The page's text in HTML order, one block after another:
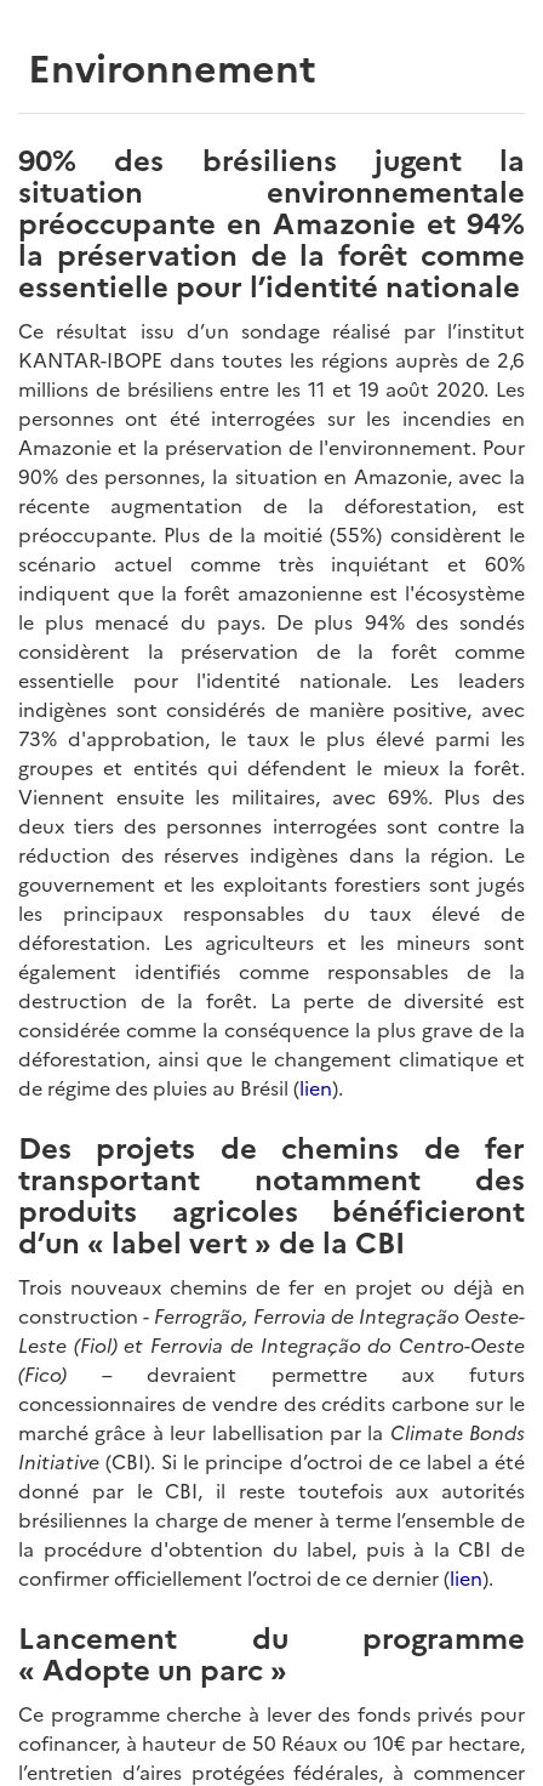
Environnement
90% des brésiliens jugent la
situation environnementale
préoccupante en Amazonie et 94%
la préservation de la forêt comme
essentielle pour l’identité nationale
Ce résultat issu d’un sondage réalisé par l’institut
KANTAR-IBOPE dans toutes les régions auprès de 2,6
millions de brésiliens entre les 11 et 19 août 2020. Les
personnes ont été interrogées sur les incendies en
Amazonie et la préservation de l'environnement. Pour
90% des personnes, la situation en Amazonie, avec la
récente augmentation de la déforestation, est
préoccupante. Plus de la moitié (55%) considèrent le
scénario actuel comme très inquiétant et 60%
indiquent que la forêt amazonienne est l'écosystème
le plus menacé du pays. De plus 94% des sondés
considèrent la préservation de la forêt comme
essentielle pour l'identité nationale. Les leaders
indigènes sont considérés de manière positive, avec
73% d'approbation, le taux le plus élevé parmi les
groupes et entités qui défendent le mieux la forêt.
Viennent ensuite les militaires, avec 69%. Plus des
deux tiers des personnes interrogées sont contre la
réduction des réserves indigènes dans la région. Le
gouvernement et les exploitants forestiers sont jugés
les principaux responsables du taux élevé de
déforestation. Les agriculteurs et les mineurs sont
également identifiés comme responsables de la
destruction de la forêt. La perte de diversité est
considérée comme la conséquence la plus grave de la
déforestation, ainsi que le changement climatique et
de régime des pluies au Brésil (lien).
Des projets de chemins de fer
transportant notamment des
produits agricoles bénéficieront
d’un « label vert » de la CBI
Trois nouveaux chemins de fer en projet ou déjà en
construction - Ferrogrão, Ferrovia de Integração Oeste-
Leste (Fiol) et Ferrovia de Integração do Centro-Oeste
(Fico) – devraient permettre aux futurs
concessionnaires de vendre des crédits carbone sur le
marché grâce à leur labellisation par la Climate Bonds
Initiative(CBI). Si le principe d’octroi de ce label a été
donné par le CBI, il reste toutefois aux autorités
brésiliennes la charge de mener à terme l’ensemble de
la procédure d'obtention du label, puis à la CBI de
confirmer officiellement l’octroi de ce dernier (lien).
Lancement du programme
« Adopte un parc »
Ce programme cherche à lever des fonds privés pour
cofinancer, à hauteur de 50 Réaux ou 10€ par hectare,
l’entretien d’aires protégées fédérales, à commencer